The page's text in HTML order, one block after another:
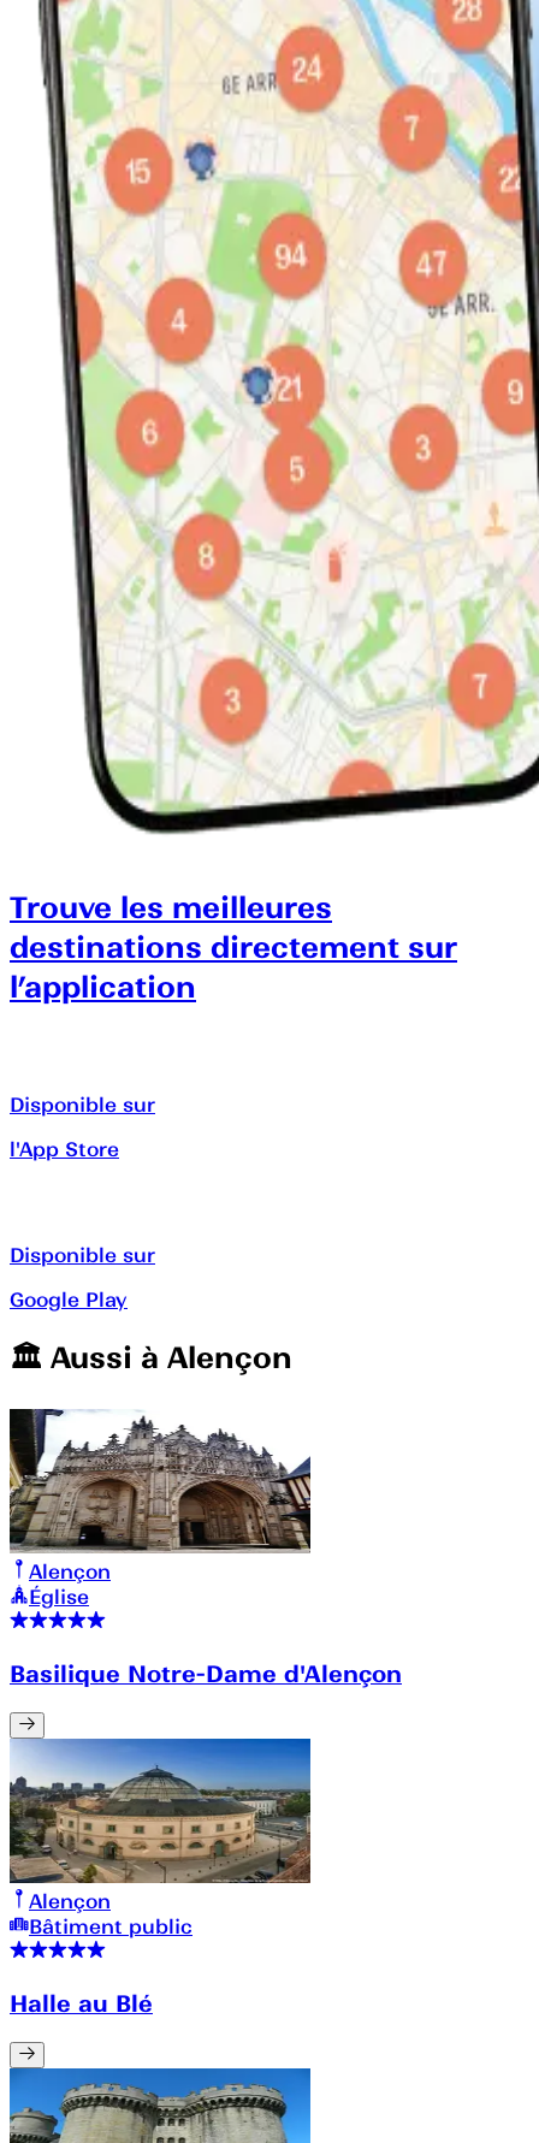
Trouve les meilleures
destinations directement sur
l’application
Disponible sur
l'App Store
Disponible sur
Google Play
🏛️️ Aussi à Alençon
Alençon
Église
Basilique Notre-Dame d'Alençon
Alençon
Bâtiment public
Halle au Blé